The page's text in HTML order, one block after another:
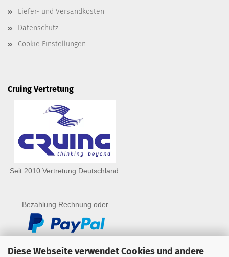
Diese Webseite verwendet Cookies und andere
Liefer- und Versandkosten
Datenschutz
Cookie Einstellungen
Cruing Vertretung
Seit 2010 Vertretung Deutschland
Bezahlung Rechnung oder